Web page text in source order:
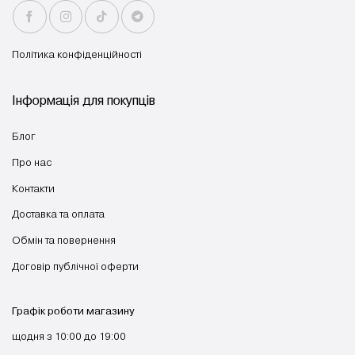
Політика конфіденційності
Інформація для покупців
Блог
Про нас
Контакти
Доставка та оплата
Обмін та повернення
Договір публічної оферти
Графік роботи магазину
щодня з 10:00 до 19:00